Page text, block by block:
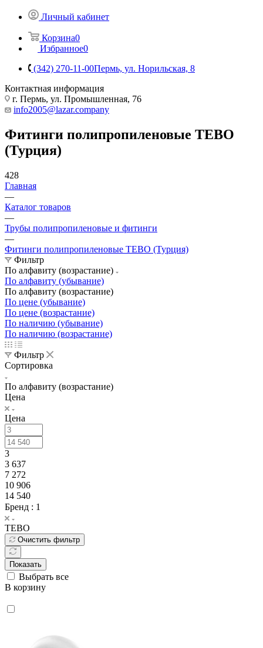
Личный кабинет
Корзина0
Избранное0
(342) 270-11-00Пермь, ул. Норильская, 8
Контактная информация
г. Пермь, ул. Промышленная, 76
info2005@lazar.company
Фитинги полипропиленовые TEBO
(Турция)
428
Главная
—
Каталог товаров
—
Трубы полипропиленовые и фитинги
—
Фитинги полипропиленовые TEBO (Турция)
Фильтр
По алфавиту (возрастание)
По алфавиту (убывание)
По алфавиту (возрастание)
По цене (убывание)
По цене (возрастание)
По наличию (убывание)
По наличию (возрастание)
Фильтр
Сортировка
По алфавиту (возрастание)
Цена
Цена
3
3 637
7 272
10 906
14 540
Бренд : 1
TEBO
Очистить фильтр
Показать
Выбрать все
В корзину